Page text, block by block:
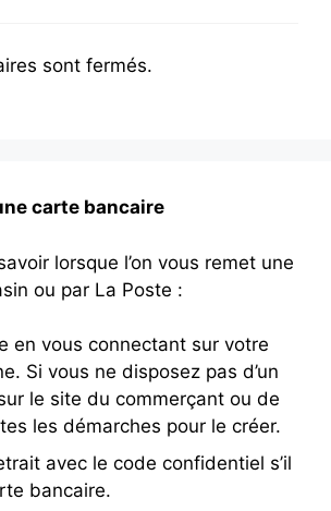
sont fermés.
carte bancaire
lorsque l’on vous remet une
ou par La Poste :
en vous connectant sur votre
Si vous ne disposez pas d’un
le site du commerçant ou de
les démarches pour le créer.
avec le code confidentiel s’il
bancaire.